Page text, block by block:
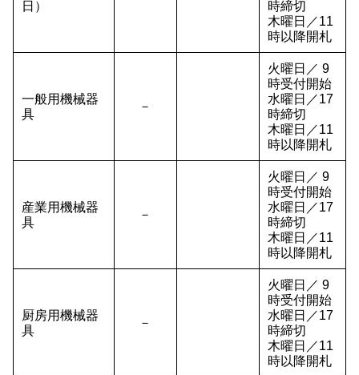
日）
時締切
木曜日／11
時以降開札
一般用機械器
具
－
火曜日／ 9
時受付開始
水曜日／17
時締切
木曜日／11
時以降開札
産業用機械器
具
－
火曜日／ 9
時受付開始
水曜日／17
時締切
木曜日／11
時以降開札
厨房用機械器
具
－
火曜日／ 9
時受付開始
水曜日／17
時締切
木曜日／11
時以降開札